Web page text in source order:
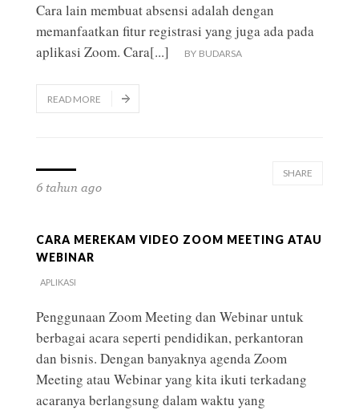
Cara lain membuat absensi adalah dengan
memanfaatkan fitur registrasi yang juga ada pada
aplikasi Zoom. Cara[...] BY BUDARSA
READ MORE
6 tahun ago
SHARE
CARA MEREKAM VIDEO ZOOM MEETING ATAU
WEBINAR
APLIKASI
Penggunaan Zoom Meeting dan Webinar untuk
berbagai acara seperti pendidikan, perkantoran
dan bisnis. Dengan banyaknya agenda Zoom
Meeting atau Webinar yang kita ikuti terkadang
acaranya berlangsung dalam waktu yang